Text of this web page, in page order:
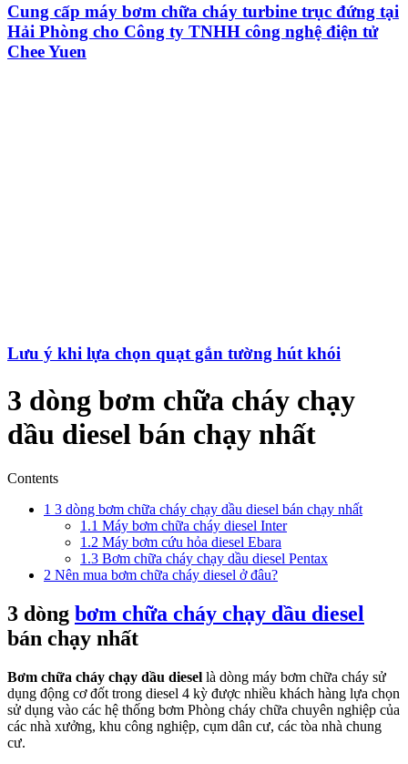
Cung cấp máy bơm chữa cháy turbine trục đứng tại
Hải Phòng cho Công ty TNHH công nghệ điện tử
Chee Yuen
Lưu ý khi lựa chọn quạt gắn tường hút khói
3 dòng bơm chữa cháy chạy
dầu diesel bán chạy nhất
Contents
1 3 dòng bơm chữa cháy chạy dầu diesel bán chạy nhất
1.1 Máy bơm chữa cháy diesel Inter
1.2 Máy bơm cứu hỏa diesel Ebara
1.3 Bơm chữa cháy chạy dầu diesel Pentax
2 Nên mua bơm chữa cháy diesel ở đâu?
3 dòng bơm chữa cháy chạy dầu diesel
bán chạy nhất
Bơm chữa cháy chạy dầu diesel là dòng máy bơm chữa cháy sử
dụng động cơ đốt trong diesel 4 kỳ được nhiều khách hàng lựa chọn
sử dụng vào các hệ thống bơm Phòng cháy chữa chuyên nghiệp của
các nhà xưởng, khu công nghiệp, cụm dân cư, các tòa nhà chung
cư.